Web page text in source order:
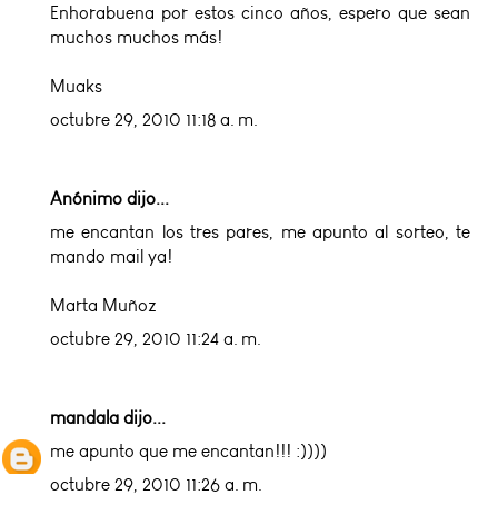
Enhorabuena por estos cinco años, espero que sean
muchos muchos más!
Muaks
octubre 29, 2010 11:18 a. m.
Anónimo dijo...
me encantan los tres pares, me apunto al sorteo, te
mando mail ya!
Marta Muñoz
octubre 29, 2010 11:24 a. m.
mandala dijo...
me apunto que me encantan!!! :))))
octubre 29, 2010 11:26 a. m.